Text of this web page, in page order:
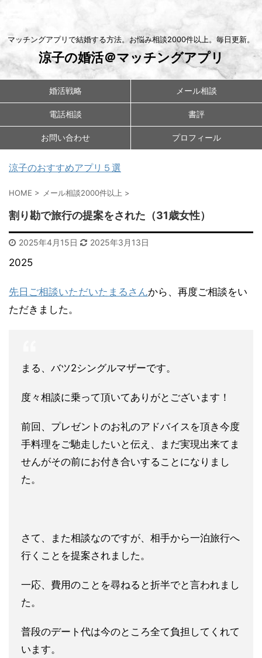
マッチングアプリで結婚する方法。お悩み相談2000件以上。毎日更新。
涼子の婚活＠マッチングアプリ
婚活戦略 メール相談
電話相談 書評
お問い合わせ プロフィール
涼子のおすすめアプリ５選
HOME > メール相談2000件以上 >
割り勘で旅行の提案をされた（31歳女性）
2025年4月15日 2025年3月13日
2025
先日ご相談いただいたまるさんから、再度ご相談をい
ただきました。
まる、バツ2シングルマザーです。
度々相談に乗って頂いてありがとございます！
前回、プレゼントのお礼のアドバイスを頂き今度
手料理をご馳走したいと伝え、まだ実現出来てま
せんがその前にお付き合いすることになりまし
た。
さて、また相談なのですが、相手から一泊旅行へ
行くことを提案されました。
一応、費用のことを尋ねると折半でと言われまし
た。
普段のデート代は今のところ全て負担してくれて
います。